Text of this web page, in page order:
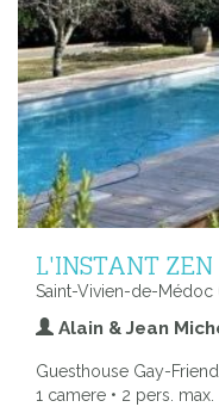
L'INSTANT
Saint-Vivien-de-Médoc
Alain & Jean
Guesthouse Gay-
1 camere • 2 pers. max.